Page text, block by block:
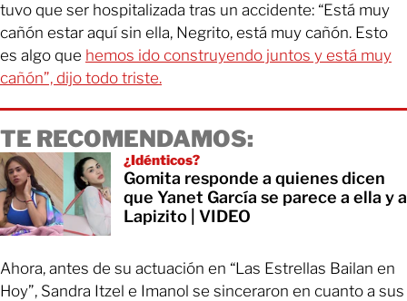
tuvo que ser hospitalizada tras un accidente: “Está muy
cañón estar aquí sin ella, Negrito, está muy cañón. Esto
es algo que hemos ido construyendo juntos y está muy
cañón”, dijo todo triste.
TE RECOMENDAMOS:
¿Idénticos?
Gomita responde a quienes dicen
que Yanet García se parece a ella y a
Lapizito | VIDEO
Ahora, antes de su actuación en “Las Estrellas Bailan en
Hoy”, Sandra Itzel e Imanol se sinceraron en cuanto a sus